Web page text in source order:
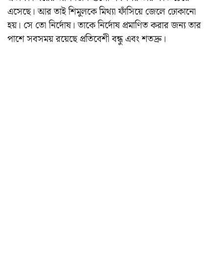
এসেছে। আর তাই শিমুলকে মিথ্যা ফাঁসিয়ে জেলে ঢোকানো
হয়। সে তো নির্দোষ। তাকে নির্দোষ প্রমাণিত করার জন্য তার
পাশে সবসময় রয়েছে প্রতিবেশী বন্ধু এবং শতদ্রু।